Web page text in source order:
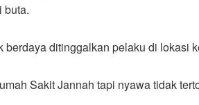
buta.
berdaya ditinggalkan pelaku di lokasi
Sakit Jannah tapi nyawa tidak